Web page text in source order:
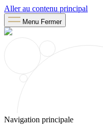
Aller au contenu principal
Menu Fermer
Navigation principale